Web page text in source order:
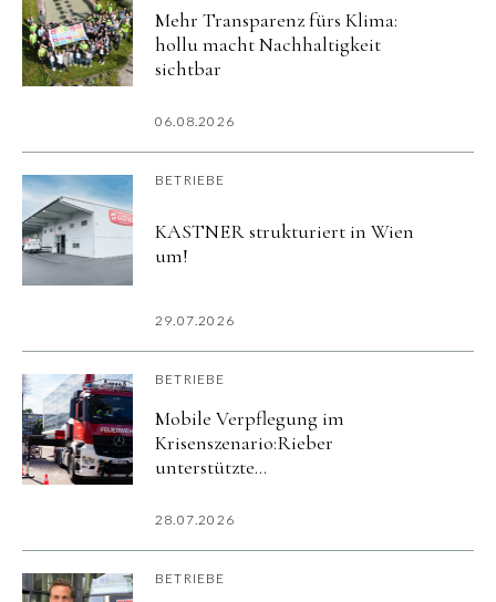
Mehr Transparenz fürs Klima:
hollu macht Nachhaltigkeit
sichtbar
06.08.2026
BETRIEBE
KASTNER strukturiert in Wien
um!
29.07.2026
BETRIEBE
Mobile Verpflegung im
Krisenszenario:Rieber
unterstützte
imurbanharbor Ludwigsburg
28.07.2026
BETRIEBE